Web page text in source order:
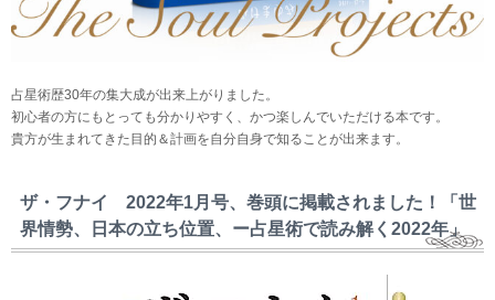
占星術歴30年の集大成が出来上がりました。
初心者の方にもとっても分かりやすく、かつ楽しんでいただける本です。
貴方が生まれてきた目的＆計画を自分自身で知ることが出来ます。
ザ・フナイ 2022年1月号、巻頭に掲載されました！「世
界情勢、日本の立ち位置、ー占星術で読み解く2022年」